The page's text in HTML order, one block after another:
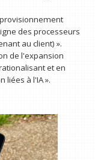
des processeurs
au client) ».
de l'expansion
et en
liées à l'IA ».